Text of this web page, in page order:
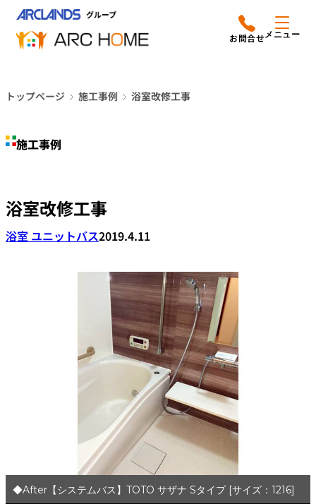
ッ
アークホームについて
施工事例
店舗案内
会社情報
オーナー向け会員サービス
メニュー
営業時間は
平日9時から18時までと
電話をかける
トップページ 施工事例 浴室改修工事
施工事例
浴室改修工事
浴室 ユニットバス2019.4.11
◆After【システムバス】TOTO サザナ Sタイプ [サイズ：1216]